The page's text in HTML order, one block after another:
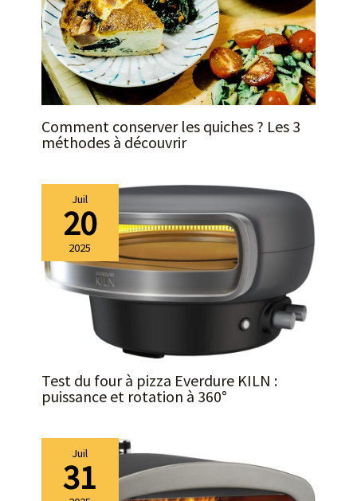
Comment conserver les quiches ? Les 3
méthodes à découvrir
Juil
20
2025
Test du four à pizza Everdure KILN :
puissance et rotation à 360°
Juil
31